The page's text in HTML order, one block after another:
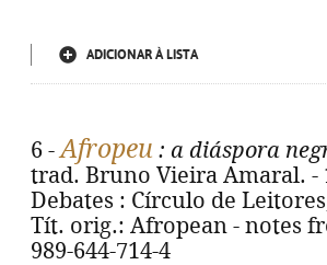
ADICIONAR À LISTA
6 -Afropeu : a diáspora
trad. Bruno Vieira Amaral. -
Debates : Círculo de
Tít. orig.: Afropean - notes
989-644-714-4